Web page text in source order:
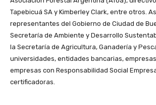
Tapebicuá SA y Kimberley Clark, entre otros.
representantes del Gobierno de Ciudad de
Secretaría de Ambiente y Desarrollo
la Secretaría de Agricultura, Ganadería y
universidades, entidades bancarias,
empresas con Responsabilidad Social
certificadoras.